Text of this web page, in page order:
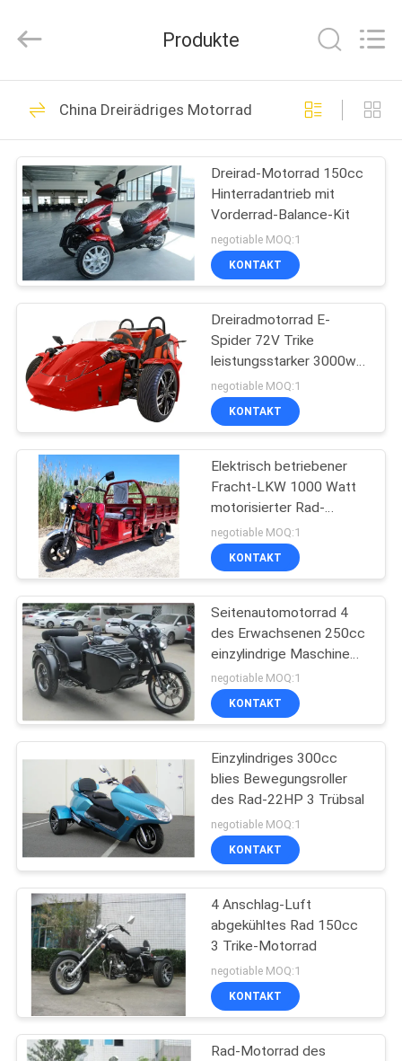
HAUS
PRODUKTE
ÜBER
UNS
FABRIK-
AUSFLUG
QUALITÄTSKONTROLLE
TRETEN
MIT
UNS
VERBINDUNG
FORDERN
SIE
EIN
ZITAT
SITEMAP
DATENSCHUTZRICHTLINIE
Co.,Ltd.
Vierrad-ATV
32
ATV-Viererkabel-
Fahrrad
27
Nutzen-Fahrzeuge
ATV
58
Jugend Racing ATV
Gokart-Buggy
183
Produkte
China Dreirädriges Motorrad
Dreirad-Motorrad 150cc
Hinterradantrieb mit
Vorderrad-Balance-Kit
negotiable MOQ:1
KONTAKT
Dreiradmotorrad E-
Spider 72V Trike
leistungsstarker 3000w
Mitteldrehmotor mit
Lithiumbatterie
negotiable MOQ:1
KONTAKT
Elektrisch betriebener
Fracht-LKW 1000 Watt
motorisierter Rad-
Fahrrad-Roller des
Moped-3
negotiable MOQ:1
KONTAKT
Seitenautomotorrad 4
des Erwachsenen 250cc
einzylindrige Maschine
Anschlags
negotiable MOQ:1
KONTAKT
Einzylindriges 300cc
blies Bewegungsroller
des Rad-22HP 3 Trübsal
negotiable MOQ:1
KONTAKT
4 Anschlag-Luft
abgekühltes Rad 150cc
3 Trike-Motorrad
negotiable MOQ:1
KONTAKT
Rad-Motorrad des